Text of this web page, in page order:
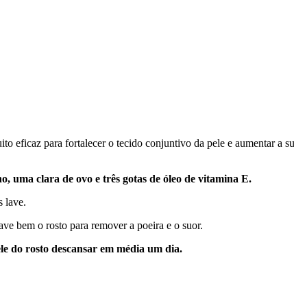
eficaz para fortalecer o tecido conjuntivo da pele e aumentar a
uma clara de ovo e três gotas de óleo de vitamina E.
lave.
bem o rosto para remover a poeira e o suor.
do rosto descansar em média um dia.